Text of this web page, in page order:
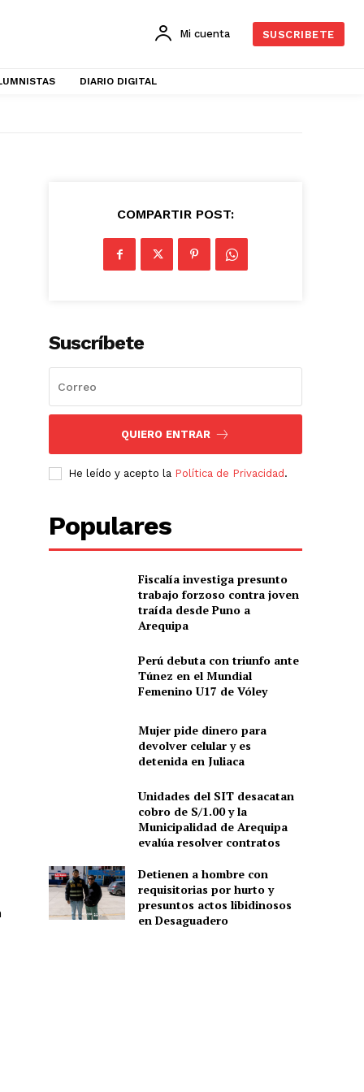
Mi cuenta SUSCRIBETE
DIARIO DIGITAL
COMPARTIR POST:
Suscríbete
QUIERO ENTRAR
He leído y acepto la Política de Privacidad .
Populares
Fiscalía investiga presunto
trabajo forzoso contra joven
traída desde Puno a
Arequipa
Perú debuta con triunfo ante
Túnez en el Mundial
Femenino U17 de Vóley
Mujer pide dinero para
devolver celular y es
detenida en Juliaca
Unidades del SIT desacatan
cobro de S/1.00 y la
Municipalidad de Arequipa
evalúa resolver contratos
Detienen a hombre con
requisitorias por hurto y
presuntos actos libidinosos
en Desaguadero